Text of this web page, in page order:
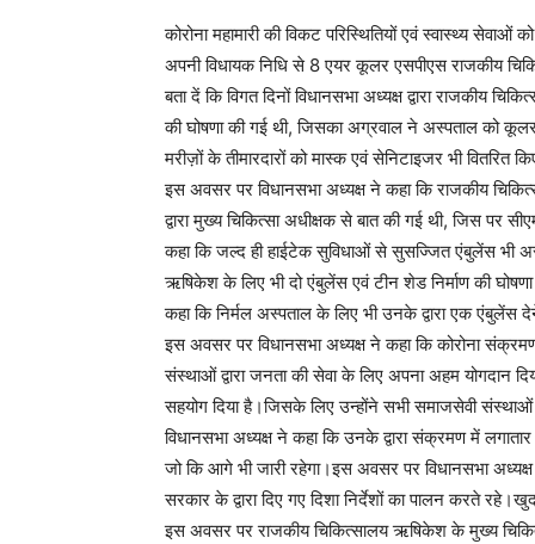
कोरोना महामारी की विकट परिस्थितियों एवं स्वास्थ्य
अपनी विधायक निधि से 8 एयर कूलर एसपीएस राजकीय
बता दें कि विगत दिनों विधानसभा अध्यक्ष द्वारा राजकीय
की घोषणा की गई थी, जिसका अग्रवाल ने अस्पताल को
मरीज़ों के तीमारदारों को मास्क एवं सेनिटाइजर भी वितरित
इस अवसर पर विधानसभा अध्यक्ष ने कहा कि राजकीय
द्वारा मुख्य चिकित्सा अधीक्षक से बात की गई थी, जिस पर
कहा कि जल्द ही हाईटेक सुविधाओं से सुसज्जित एंबुलेंस भी
ऋषिकेश के लिए भी दो एंबुलेंस एवं टीन शेड निर्माण की
कहा कि निर्मल अस्पताल के लिए भी उनके द्वारा एक एंबुलेंस
इस अवसर पर विधानसभा अध्यक्ष ने कहा कि कोरोना
संस्थाओं द्वारा जनता की सेवा के लिए अपना अहम योगदान
सहयोग दिया है।जिसके लिए उन्होंने सभी समाजसेवी संस्थाओं
विधानसभा अध्यक्ष ने कहा कि उनके द्वारा संक्रमण में
जो कि आगे भी जारी रहेगा।इस अवसर पर विधानसभा
सरकार के द्वारा दिए गए दिशा निर्देशों का पालन करते
इस अवसर पर राजकीय चिकित्सालय ऋषिकेश के मुख्य